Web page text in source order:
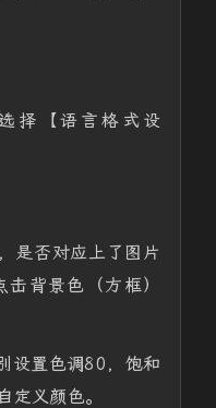
择【语言格式设
是否对应上了图片
背景色（方框）
设置色调80，饱和
定义颜色。